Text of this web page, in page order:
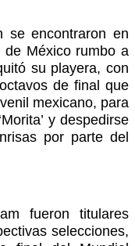
se encontraron en
de México rumbo a
su playera, con
de final que
mexicano, para
y despedirse
por parte del
fueron titulares
selecciones,